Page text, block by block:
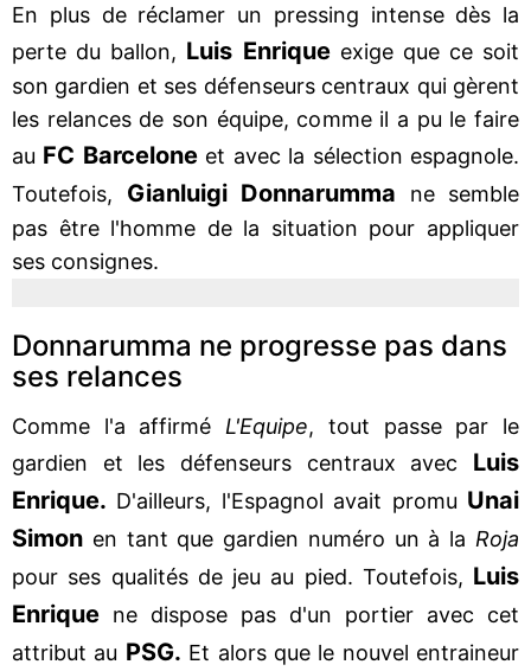
En plus de réclamer un pressing intense dès la
perte du ballon, Luis Enriqueexige que ce soit
son gardien et ses défenseurs centraux qui gèrent
les relances de son équipe, comme il a pu le faire
au FC Barceloneet avec la sélection espagnole.
Toutefois, Gianluigi Donnarumma ne semble
pas être l'homme de la situation pour appliquer
ses consignes.
Donnarumma ne progresse pas dans
ses relances
Comme l'a affirmé L'Equipe, tout passe par le
gardien et les défenseurs centraux avec Luis
Enrique. D'ailleurs, l'Espagnol avait promu Unai
Simon en tant que gardien numéro un à la Roja
pour ses qualités de jeu au pied. Toutefois, Luis
Enrique ne dispose pas d'un portier avec cet
attribut au PSG. Et alors que le nouvel entraineur